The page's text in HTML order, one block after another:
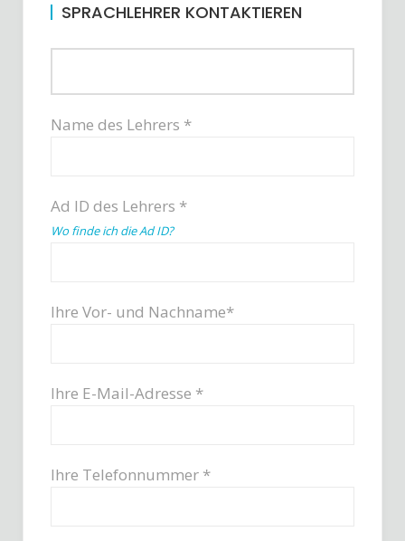
SPRACHLEHRER KONTAKTIEREN
Name des Lehrers *
Ad ID des Lehrers *
Wo finde ich die Ad ID?
Ihre Vor- und Nachname*
Ihre E-Mail-Adresse *
Ihre Telefonnummer *